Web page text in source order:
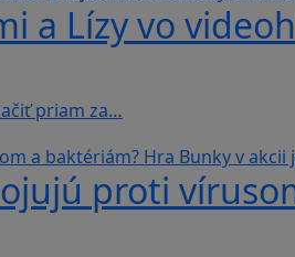
a Lízy vo
priam za…
proti